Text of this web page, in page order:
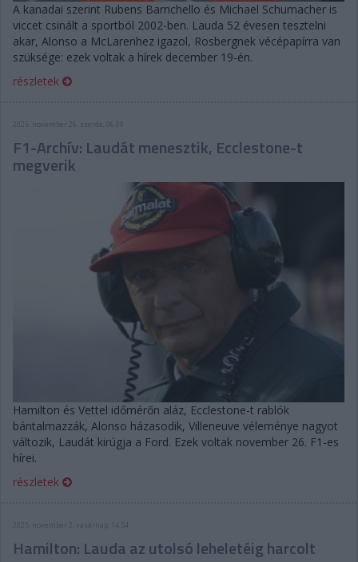
A kanadai szerint Rubens Barrichello és Michael Schumacher is
viccet csinált a sportból 2002-ben. Lauda 52 évesen tesztelni
akar, Alonso a McLarenhez igazol, Rosbergnek vécépapírra van
szüksége: ezek voltak a hírek december 19-én.
részletek
2025. november 26. szerda, 06:00
F1-Archív: Laudát menesztik, Ecclestone-t
megverik
Hamilton és Vettel időmérőn aláz, Ecclestone-t rablók
bántalmazzák, Alonso házasodik, Villeneuve véleménye nagyot
változik, Laudát kirúgja a Ford. Ezek voltak november 26. F1-es
hírei.
részletek
2025. november 2. vasárnap, 14:54
Hamilton: Lauda az utolsó leheletéig harcolt